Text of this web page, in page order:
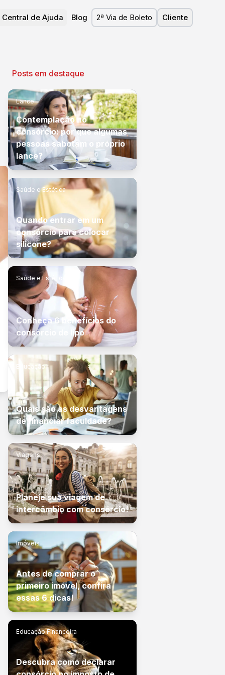
Central de Ajuda Blog 2ª Via de Boleto Cliente
Posts em destaque
Lance
Contemplação no
consórcio: por que algumas
pessoas sabotam o próprio
lance?
Saúde e Estética
Quando entrar em um
consórcio para colocar
silicone?
Saúde e Estética
Conheça 6 benefícios do
consórcio de lipo
Educação
Quais são as desvantagens
de financiar faculdade?
Viagens
Planeje sua viagem de
intercâmbio com consórcio!
Imóveis
Antes de comprar o
primeiro imóvel, confira
essas 6 dicas!
Educação Financeira
Descubra como declarar